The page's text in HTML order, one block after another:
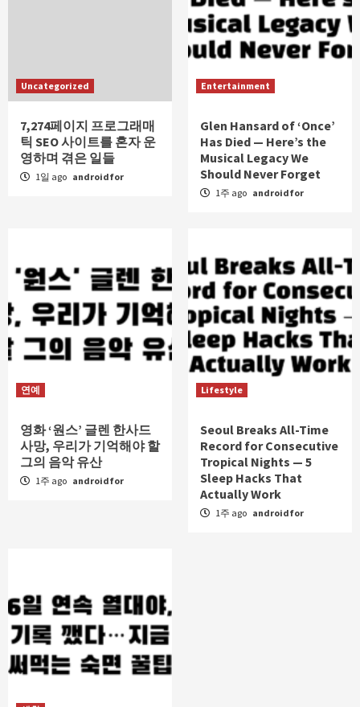
Uncategorized
7,274페이지 프로그래매
틱 SEO 사이트를 혼자 운
영하며 겪은 일들
1일 ago androidfor
Entertainment
Glen Hansard of ‘Once’
Has Died — Here’s the
Musical Legacy We
Should Never Forget
1주 ago androidfor
연예
영화 ‘원스’ 글렌 한사드
사망, 우리가 기억해야 할
그의 음악 유산
1주 ago androidfor
Lifestyle
Seoul Breaks All-Time
Record for Consecutive
Tropical Nights — 5
Sleep Hacks That
Actually Work
1주 ago androidfor